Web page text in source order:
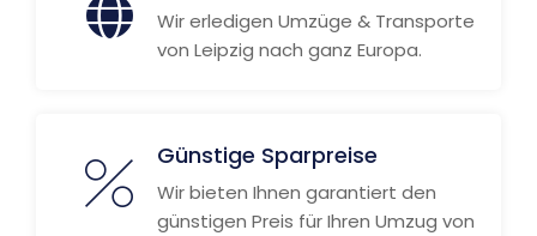
Wir erledigen Umzüge & Transporte
von Leipzig nach ganz Europa.
Günstige Sparpreise
Wir bieten Ihnen garantiert den
günstigen Preis für Ihren Umzug von